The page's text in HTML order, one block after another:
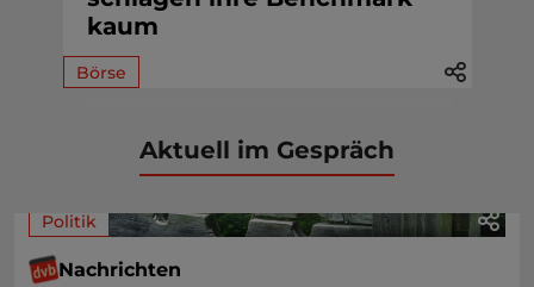
kaum
Börse
Aktuell im Gespräch
Politik
Nachrichten